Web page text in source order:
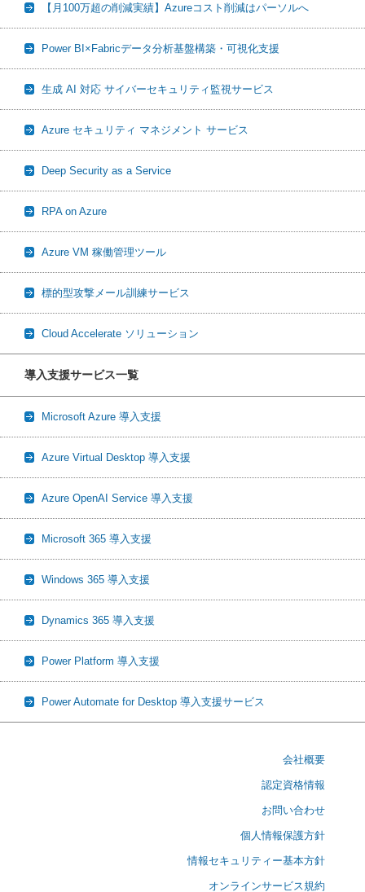
【月100万超の削減実績】Azureコスト削減はパーソルへ
Power BI×Fabricデータ分析基盤構築・可視化支援
生成 AI 対応 サイバーセキュリティ監視サービス
Azure セキュリティ マネジメント サービス
Deep Security as a Service
RPA on Azure
Azure VM 稼働管理ツール
標的型攻撃メール訓練サービス
Cloud Accelerate ソリューション
導入支援サービス一覧
Microsoft Azure 導入支援
Azure Virtual Desktop 導入支援
Azure OpenAI Service 導入支援
Microsoft 365 導入支援
Windows 365 導入支援
Dynamics 365 導入支援
Power Platform 導入支援
Power Automate for Desktop 導入支援サービス
会社概要
認定資格情報
お問い合わせ
個人情報保護方針
情報セキュリティー基本方針
オンラインサービス規約